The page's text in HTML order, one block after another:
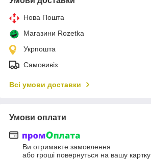
Нова Пошта
Магазини Rozetka
Укрпошта
Самовивіз
Всі умови доставки
Умови оплати
Ви отримаєте замовлення
або гроші повернуться на вашу картку